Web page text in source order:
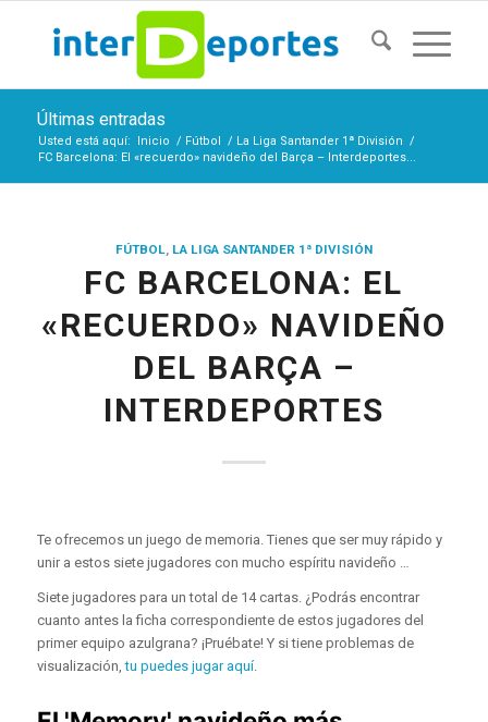
Últimas entradas
Usted está aquí: Inicio / Fútbol / La Liga Santander 1ª División /
FC Barcelona: El «recuerdo» navideño del Barça – Interdeportes...
FÚTBOL, LA LIGA SANTANDER 1ª DIVISIÓN
FC BARCELONA: EL
«RECUERDO» NAVIDEÑO
DEL BARÇA –
INTERDEPORTES
Te ofrecemos un juego de memoria. Tienes que ser muy rápido y
unir a estos siete jugadores con mucho espíritu navideño …
Siete jugadores para un total de 14 cartas. ¿Podrás encontrar
cuanto antes la ficha correspondiente de estos jugadores del
primer equipo azulgrana? ¡Pruébate! Y si tiene problemas de
visualización, tu puedes jugar aquí.